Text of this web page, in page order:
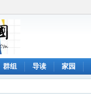
群组 导读 家园